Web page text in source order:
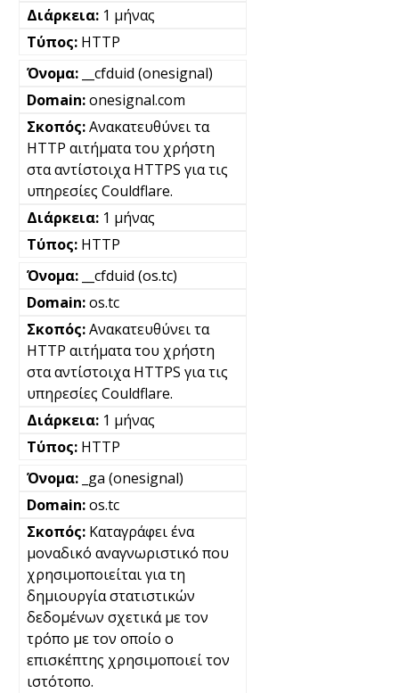
1 μήνας
HTTP
__cfduid (onesignal)
onesignal.com
Ανακατευθύνει τα
HTTP αιτήματα του χρήστη
στα αντίστοιχα HTTPS για τις
υπηρεσίες Couldflare.
1 μήνας
HTTP
__cfduid (os.tc)
os.tc
Ανακατευθύνει τα
HTTP αιτήματα του χρήστη
στα αντίστοιχα HTTPS για τις
υπηρεσίες Couldflare.
1 μήνας
HTTP
_ga (onesignal)
os.tc
Καταγράφει ένα
μοναδικό αναγνωριστικό που
χρησιμοποιείται για τη
δημιουργία στατιστικών
δεδομένων σχετικά με τον
τρόπο με τον οποίο ο
επισκέπτης χρησιμοποιεί τον
ιστότοπο.